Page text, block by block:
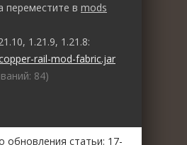
переместите в mods
1.21.9, 1.21.8:
rail-mod-fabric.jar
84)
обновления статьи: 17-